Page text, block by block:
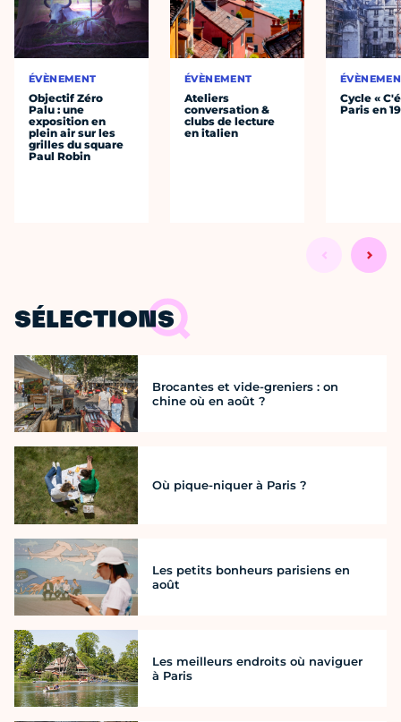
ÉVÈNEMENT
Objectif Zéro
Palu : une
exposition en
plein air sur les
grilles du square
Paul Robin
ÉVÈNEMENT
Ateliers
conversation &
clubs de lecture
en italien
Cycle «
Paris en
SÉLECTIONS
Brocantes et vide-greniers : on
chine où en août ?
Où pique-niquer à Paris ?
Les petits bonheurs parisiens en
août
Les meilleurs endroits où naviguer
à Paris